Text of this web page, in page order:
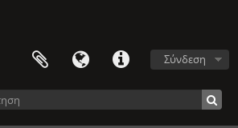
Σύνδεση